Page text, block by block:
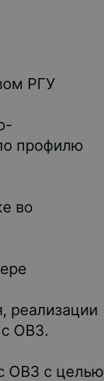
РГУ
профилю
во
реализации
ОВЗ.
ОВЗ с целью